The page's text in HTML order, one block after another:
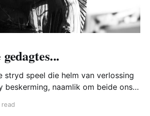
stryd speel die helm van verlossing
beskerming, naamlik om beide ons
hoop is daar vir ons? Hoe trek
read